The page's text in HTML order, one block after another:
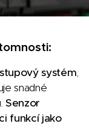
systém,
snadné
Senzor
funkcí jako